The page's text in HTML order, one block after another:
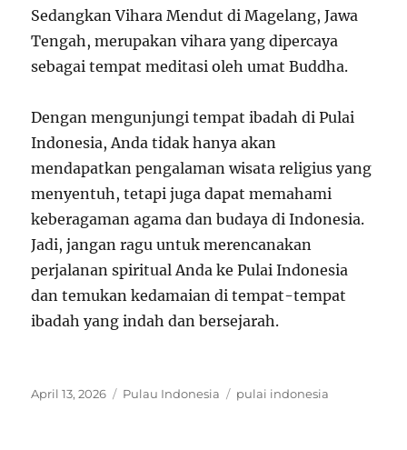
Sedangkan Vihara Mendut di Magelang, Jawa
Tengah, merupakan vihara yang dipercaya
sebagai tempat meditasi oleh umat Buddha.
Dengan mengunjungi tempat ibadah di Pulai
Indonesia, Anda tidak hanya akan
mendapatkan pengalaman wisata religius yang
menyentuh, tetapi juga dapat memahami
keberagaman agama dan budaya di Indonesia.
Jadi, jangan ragu untuk merencanakan
perjalanan spiritual Anda ke Pulai Indonesia
dan temukan kedamaian di tempat-tempat
ibadah yang indah dan bersejarah.
Posted
April 13, 2026 Categories
Pulau Indonesia Tags
pulai indonesia